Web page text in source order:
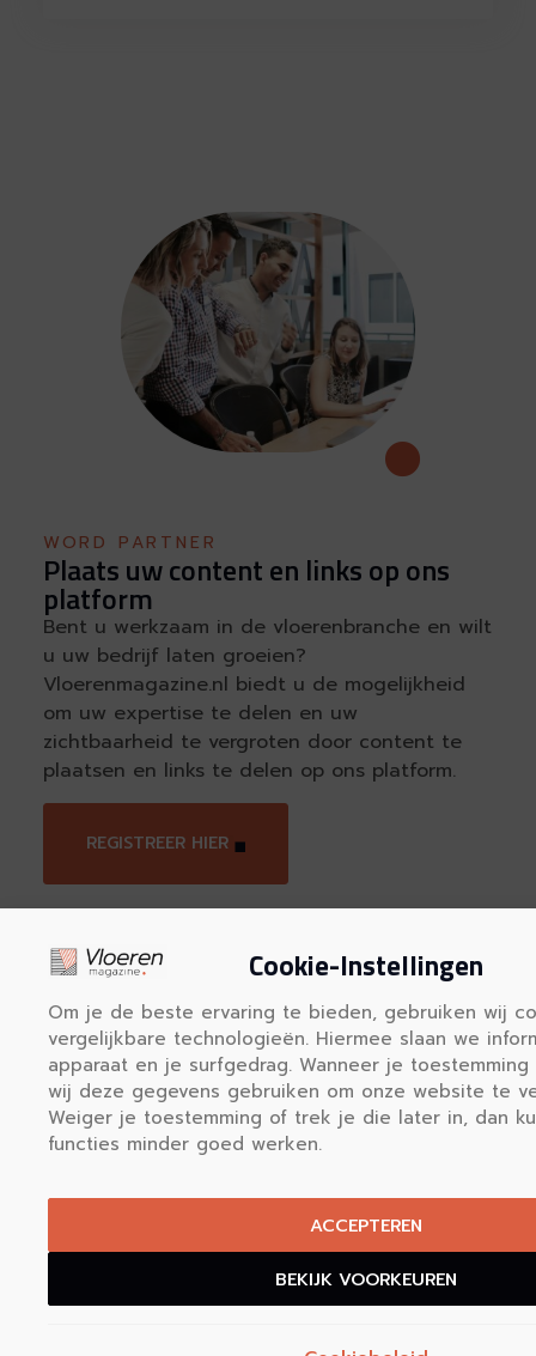
Cookie-Instellingen
Om je de beste ervaring te bieden, gebruiken wij
vergelijkbare technologieën. Hiermee slaan we
apparaat en je surfgedrag. Wanneer je
wij deze gegevens gebruiken om onze website te
Weiger je toestemming of trek je die later in, dan
functies minder goed werken.
ACCEPTEREN
BEKIJK VOORKEUREN
WORD PARTNER
Plaats uw content en links op ons
platform
Bent u werkzaam in de vloerenbranche en wilt
u uw bedrijf laten groeien?
Vloerenmagazine.nl biedt u de mogelijkheid
om uw expertise te delen en uw
zichtbaarheid te vergroten door content te
plaatsen en links te delen op ons platform.
REGISTREER HIER
Vloerenmagazine.nl biedt
informatie over vloeren en een
specialisten in heel Nederland. Vind
uw kennis en kies de juiste vloer
Vloeren in Nederland